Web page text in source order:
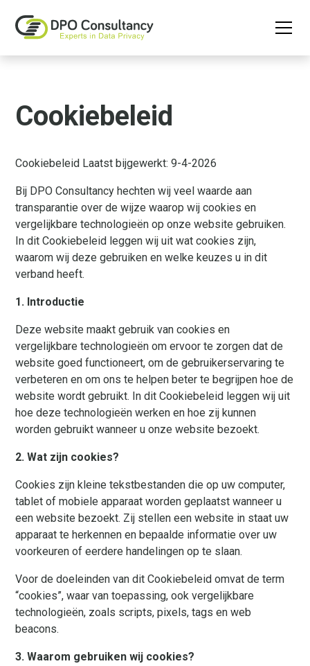
Cookiebeleid
Cookiebeleid Laatst bijgewerkt: 9-4-2026
Bij DPO Consultancy hechten wij veel waarde aan
transparantie over de wijze waarop wij cookies en
vergelijkbare technologieën op onze website gebruiken.
In dit Cookiebeleid leggen wij uit wat cookies zijn,
waarom wij deze gebruiken en welke keuzes u in dit
verband heeft.
1. Introductie
Deze website maakt gebruik van cookies en
vergelijkbare technologieën om ervoor te zorgen dat de
website goed functioneert, om de gebruikerservaring te
verbeteren en om ons te helpen beter te begrijpen hoe de
website wordt gebruikt. In dit Cookiebeleid leggen wij uit
hoe deze technologieën werken en hoe zij kunnen
worden gebruikt wanneer u onze website bezoekt.
2. Wat zijn cookies?
Cookies zijn kleine tekstbestanden die op uw computer,
tablet of mobiele apparaat worden geplaatst wanneer u
een website bezoekt. Zij stellen een website in staat uw
apparaat te herkennen en bepaalde informatie over uw
voorkeuren of eerdere handelingen op te slaan.
Voor de doeleinden van dit Cookiebeleid omvat de term
“cookies”, waar van toepassing, ook vergelijkbare
technologieën, zoals scripts, pixels, tags en web
beacons.
3. Waarom gebruiken wij cookies?